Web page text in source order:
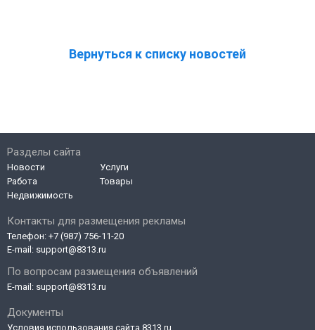
Вернуться к списку новостей
Контакты для размещения рекламы
Телефон: +7 (987) 756-11-20
E-mail: support@8313.ru
По вопросам размещения объявлений
E-mail: support@8313.ru
Документы
Условия использования сайта 8313.ru
Разделы сайта
Новости
Работа
Недвижимость
Услуги
Товары